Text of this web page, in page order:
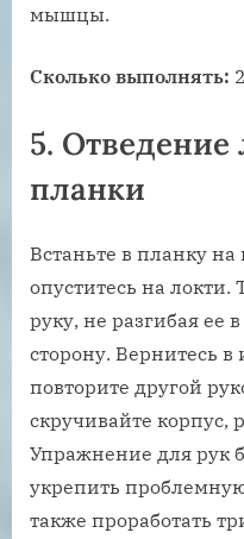
мышцы.
Сколько выполнять:
5. Отведение
планки
Встаньте в планку на
опуститесь на
руку, не разгибая ее
сторону. Вернитесь
повторите другой
скручивайте корпус,
Упражнение для рук
укрепить
также проработать